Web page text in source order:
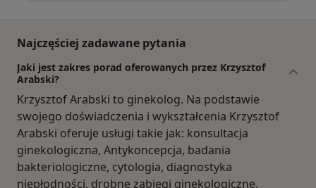
Najczęściej zadawane pytania
Jaki jest zakres porad oferowanych przez Krzysztof
Arabski?
Krzysztof Arabski to ginekolog. Na podstawie
swojego doświadczenia i wykształcenia Krzysztof
Arabski oferuje usługi takie jak: konsultacja
ginekologiczna, Antykoncepcja, badania
bakteriologiczne, cytologia, diagnostyka
niepłodności, drobne zabiegi ginekologiczne,